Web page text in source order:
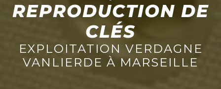
REPRODUCTION DE
CLÉS
EXPLOITATION VERDAGNE
VANLIERDE À MARSEILLE